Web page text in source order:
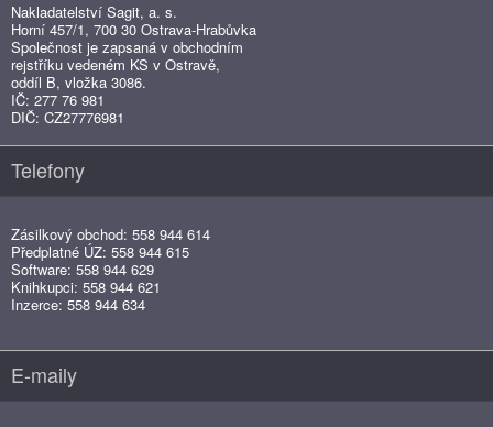
Nakladatelství Sagit, a. s.
Horní 457/1, 700 30 Ostrava-Hrabůvka
Společnost je zapsaná v obchodním
rejstříku vedeném KS v Ostravě,
oddíl B, vložka 3086.
IČ: 277 76 981
DIČ: CZ27776981
Telefony
Zásilkový obchod: 558 944 614
Předplatné ÚZ: 558 944 615
Software: 558 944 629
Knihkupci: 558 944 621
Inzerce: 558 944 634
E-maily